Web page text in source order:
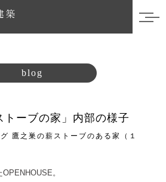
blog
トーブの家」内部の様子
鷹之巣の薪ストーブのある家（１
。